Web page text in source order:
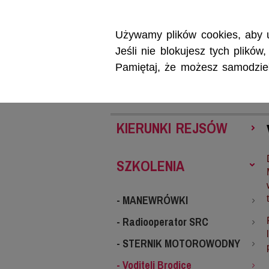
Używamy plików cookies, aby
Jeśli nie blokujesz tych
Pamiętaj, że możesz
KIERUNKI REJSÓW
SZKOLENIA
- MANEWRÓWKI
- Radiooperator SRC
- STERNIK MOTOROWODNY
- Voditelj Brodice